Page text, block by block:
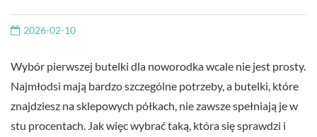
2026-02-10
Wybór pierwszej butelki dla noworodka wcale nie jest prosty.
Najmłodsi mają bardzo szczególne potrzeby, a butelki, które
znajdziesz na sklepowych półkach, nie zawsze spełniają je w
stu procentach. Jak więc wybrać taką, która się sprawdzi i